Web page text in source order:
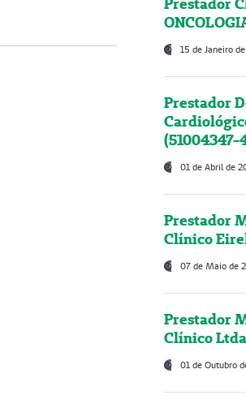
Prestador
15 de Janeiro
Prestador
(51004347-
01 de Abril de
Prestador
Clínico
07 de Maio de
Prestador
Clínico
01 de Outubro